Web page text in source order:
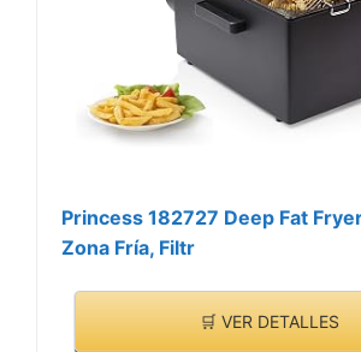
Princess 182727 Deep Fat
Zona Fría, Filtr
🛒 VER DETALLES